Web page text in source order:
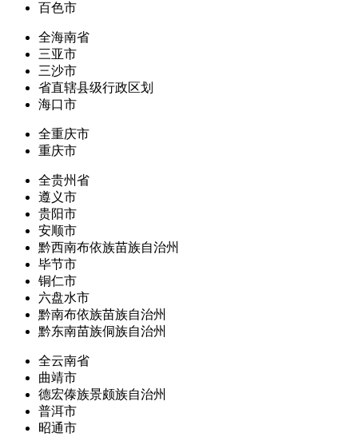
百色市
全海南省
三亚市
三沙市
省直辖县级行政区划
海口市
全重庆市
重庆市
全贵州省
遵义市
贵阳市
安顺市
黔西南布依族苗族自治州
毕节市
铜仁市
六盘水市
黔南布依族苗族自治州
黔东南苗族侗族自治州
全云南省
曲靖市
德宏傣族景颇族自治州
普洱市
昭通市